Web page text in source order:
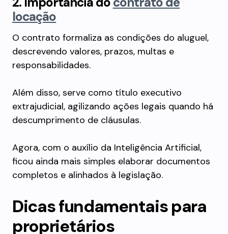
locação
O contrato formaliza as condições do aluguel,
descrevendo valores, prazos, multas e
responsabilidades.
Além disso, serve como título executivo
extrajudicial, agilizando ações legais quando há
descumprimento de cláusulas.
Agora, com o auxílio da Inteligência Artificial,
ficou ainda mais simples elaborar documentos
completos e alinhados à legislação.
Dicas fundamentais para
proprietários